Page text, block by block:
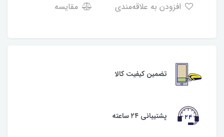
مقایسه
تضمین کیفیت کالا
پشتیبانی ۲۴ ساعته